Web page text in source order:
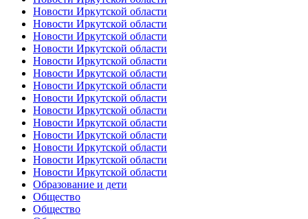
Новости Иркутской области
Новости Иркутской области
Новости Иркутской области
Новости Иркутской области
Новости Иркутской области
Новости Иркутской области
Новости Иркутской области
Новости Иркутской области
Новости Иркутской области
Новости Иркутской области
Новости Иркутской области
Новости Иркутской области
Новости Иркутской области
Новости Иркутской области
Образование и дети
Общество
Общество